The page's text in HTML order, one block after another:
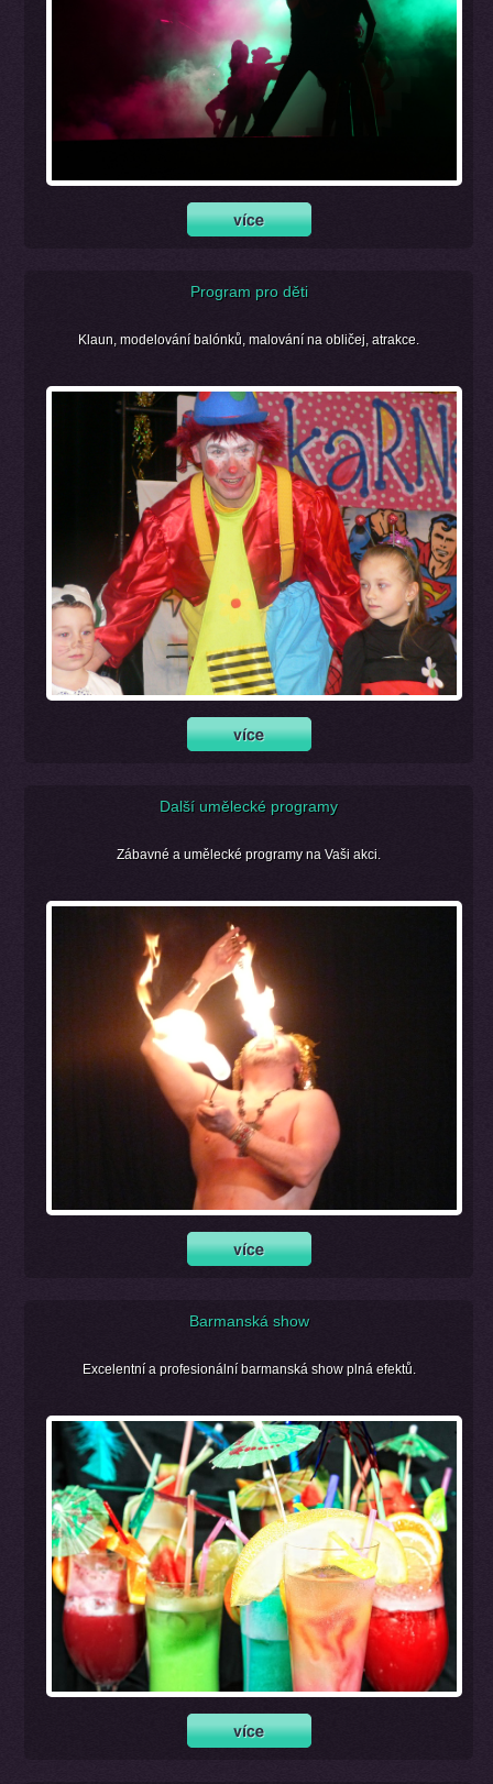
Program pro děti
Klaun, modelování balónků, malování na obličej, atrakce.
Další umělecké programy
Zábavné a umělecké programy na Vaši akci.
Barmanská show
Excelentní a profesionální barmanská show plná efektů.